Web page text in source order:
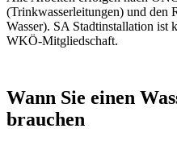
(Trinkwasserleitungen) und den
Wasser). SA Stadtinstallation ist
WKÖ-Mitgliedschaft.
Wann Sie einen
brauchen